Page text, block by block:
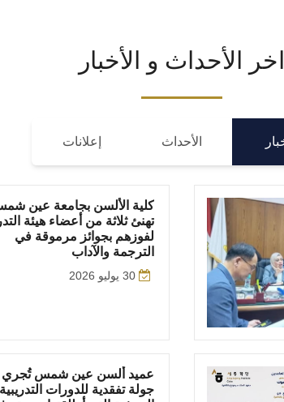
اخر الأحداث و الأخبار
الأحداث إعلانات
كلية الألسن بجامعة عين
تهنئ ثلاثة من أعضاء هيئة
لفوزهم بجوائز مرموقة في
الترجمة والآداب
30 يوليو 2026
عميد ألسن عين شمس تُجري
جولة تفقدية للدورات